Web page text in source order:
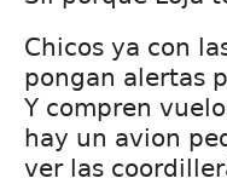
Chicos ya con
pongan alertas
Y compren
hay un avion
ver las